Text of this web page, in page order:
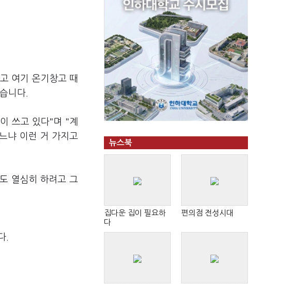
여기 온기창고 때
니다.
쓰고 있다"며 "계
냐 이런 거 가지고
열심히 하려고 그
.
뉴스북
집다운 집이 필요하
다
편의점 전성시대